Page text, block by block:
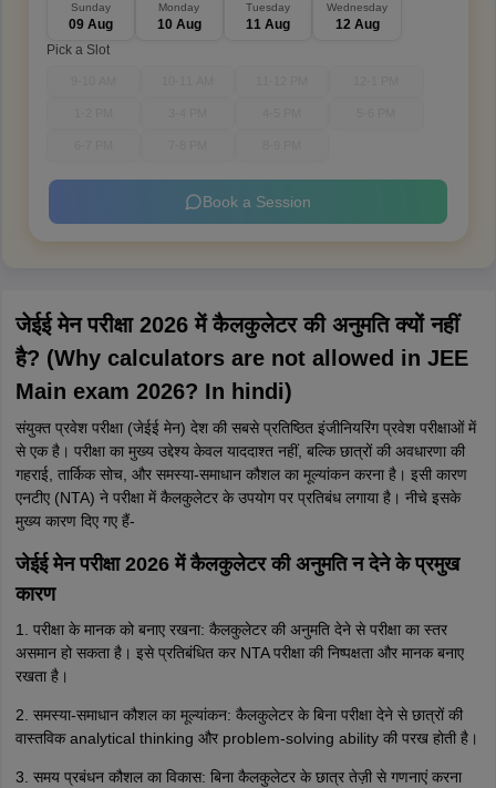
Sunday
09 Aug
Monday
10 Aug
Tuesday
11 Aug
Wednesday
12 Aug
Pick a Slot
Book a Session
जेईई मेन परीक्षा 2026 में कैलकुलेटर की अनुमति क्यों नहीं
है? (Why calculators are not allowed in JEE
Main exam 2026? In hindi)
संयुक्त प्रवेश परीक्षा (जेईई मेन) देश की सबसे प्रतिष्ठित इंजीनियरिंग प्रवेश परीक्षाओं में
से एक है। परीक्षा का मुख्य उद्देश्य केवल याददाश्त नहीं, बल्कि छात्रों की अवधारणा की
गहराई, तार्किक सोच, और समस्या-समाधान कौशल का मूल्यांकन करना है। इसी कारण
एनटीए (NTA) ने परीक्षा में कैलकुलेटर के उपयोग पर प्रतिबंध लगाया है। नीचे इसके
मुख्य कारण दिए गए हैं-
जेईई मेन परीक्षा 2026 में कैलकुलेटर की अनुमति न देने के प्रमुख
कारण
1. परीक्षा के मानक को बनाए रखना: कैलकुलेटर की अनुमति देने से परीक्षा का स्तर
असमान हो सकता है। इसे प्रतिबंधित कर NTA परीक्षा की निष्पक्षता और मानक बनाए
रखता है।
2. समस्या-समाधान कौशल का मूल्यांकन: कैलकुलेटर के बिना परीक्षा देने से छात्रों की
वास्तविक analytical thinking और problem-solving ability की परख होती है।
3. समय प्रबंधन कौशल का विकास: बिना कैलकुलेटर के छात्र तेज़ी से गणनाएं करना